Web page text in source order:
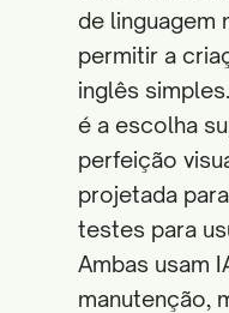
de linguagem
permitir a
inglês
é a escolha
perfeição
projetada
testes para
Ambas usam
manutenção,